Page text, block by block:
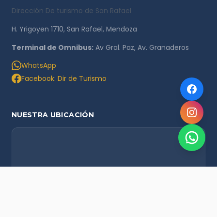
Dirección De turismo de San Rafael
H. Yrigoyen 1710, San Rafael, Mendoza
Terminal de Omnibus: Av Gral. Paz, Av. Granaderos
WhatsApp
Facebook: Dir de Turismo
NUESTRA UBICACIÓN